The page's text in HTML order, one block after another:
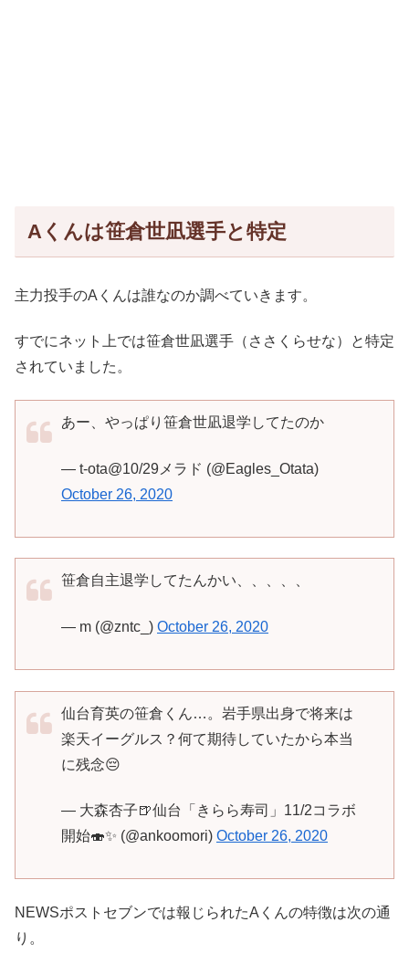
Aくんは笹倉世凪選手と特定
主力投手のAくんは誰なのか調べていきます。
すでにネット上では笹倉世凪選手（ささくらせな）と特定
されていました。
あー、やっぱり笹倉世凪退学してたのか
— t-ota@10/29メラド (@Eagles_Otata)
October 26, 2020
笹倉自主退学してたんかい、、、、、
— m (@zntc_) October 26, 2020
仙台育英の笹倉くん…。岩手県出身で将来は
楽天イーグルス？何て期待していたから本当
に残念😔
— 大森杏子🍺仙台「きらら寿司」11/2コラボ
開始🍣✨ (@ankoomori) October 26, 2020
NEWSポストセブンでは報じられたAくんの特徴は次の通
り。